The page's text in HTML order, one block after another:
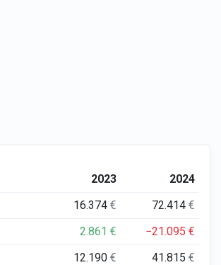
2023
2024
16.374€ 72.414€
2.861€ −21.095€
12.190€ 41.815€